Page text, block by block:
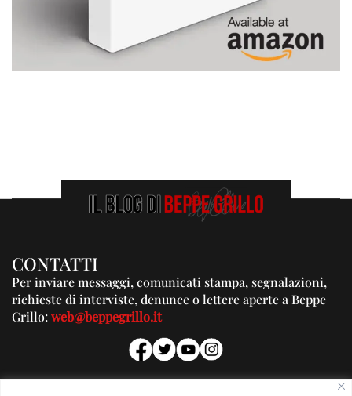
CONTATTI
Per inviare messaggi, comunicati stampa, segnalazioni,
richieste di interviste, denunce o lettere aperte a Beppe
Grillo:web@beppegrillo.it